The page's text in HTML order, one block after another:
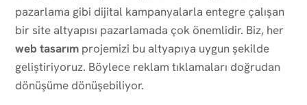
pazarlama gibi dijital kampanyalarla entegre çalışan
bir site altyapısı pazarlamada çok önemlidir. Biz, her
web tasarım projemizi bu altyapıya uygun şekilde
geliştiriyoruz. Böylece reklam tıklamaları doğrudan
dönüşüme dönüşebiliyor.